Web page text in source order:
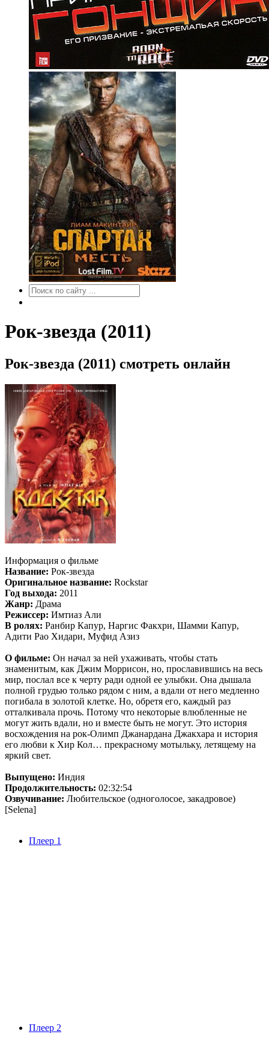
Рок-звезда (2011)
Рок-звезда (2011) смотреть онлайн
Информация о фильме
Название: Рок-звезда
Оригинальное название: Rockstar
Год выхода: 2011
Жанр: Драма
Режиссер: Имтиаз Али
В ролях: Ранбир Капур, Наргис Факхри, Шамми Капур,
Адити Рао Хидари, Муфид Азиз
О фильме: Он начал за ней ухаживать, чтобы стать
знаменитым, как Джим Моррисон, но, прославившись на весь
мир, послал все к черту ради одной ее улыбки. Она дышала
полной грудью только рядом с ним, а вдали от него медленно
погибала в золотой клетке. Но, обретя его, каждый раз
отталкивала прочь. Потому что некоторые влюбленные не
могут жить вдали, но и вместе быть не могут. Это история
восхождения на рок-Олимп Джанардана Джакхара и история
его любви к Хир Кол… прекрасному мотыльку, летящему на
яркий свет.
Выпущено: Индия
Продолжительность: 02:32:54
Озвучивание: Любительское (одноголосое, закадровое)
[Selena]
Плеер 1
Плеер 2